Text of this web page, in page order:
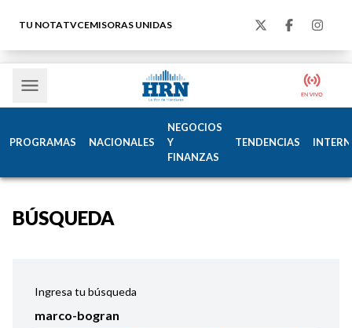
TU NOTATVCEMISORAS UNIDAS
PROGRAMAS NACIONALES
NEGOCIOS
Y
FINANZAS
TENDENCIAS
BÚSQUEDA
Ingresa tu búsqueda